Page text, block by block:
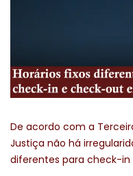
De acordo com a
Justiça não há
diferentes para check-